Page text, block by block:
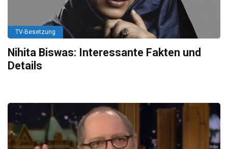
TV-Besetzung
Nihita Biswas: Interessante Fakten und
Details